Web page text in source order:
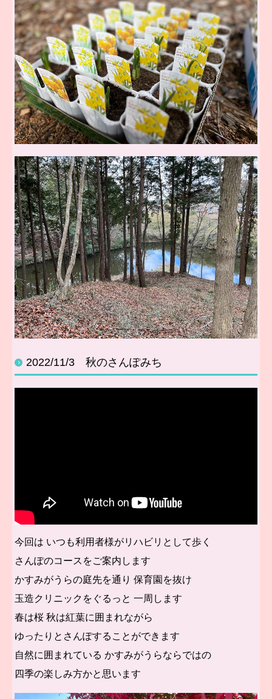
2022/11/3 秋のさんぽみち
今回は いつも利用者様がリハビリとして歩く
さんぽのコースをご案内します
かすみがうらの庭先を通り 保育園を抜け
玉造クリニックをぐるっと 一周します
春は桜 秋は紅葉に囲まれながら
ゆったりとさんぽすることができます
自然に囲まれている かすみがうらならではの
四季の楽しみ方かと思います